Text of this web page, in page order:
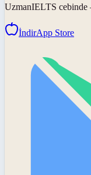
UzmanIELTS cebinde
İndirApp Store